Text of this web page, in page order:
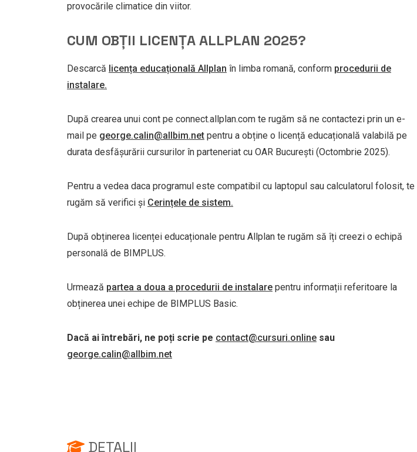
provocările climatice din viitor.
CUM OBȚII LICENȚA ALLPLAN 2025?
Descarcă licența educațională Allplan în limba romană, conform procedurii de
instalare.
După crearea unui cont pe connect.allplan.com te rugăm să ne contactezi prin un e-
mail pe george.calin@allbim.net pentru a obține o licență educațională valabilă pe
durata desfășurării cursurilor în parteneriat cu OAR București (Octombrie 2025).
Pentru a vedea daca programul este compatibil cu laptopul sau calculatorul folosit, te
rugăm să verifici și Cerințele de sistem.
După obținerea licenței educaționale pentru Allplan te rugăm să îți creezi o echipă
personală de BIMPLUS.
Urmează partea a doua a procedurii de instalare pentru informații referitoare la
obținerea unei echipe de BIMPLUS Basic.
Dacă ai întrebări, ne poți scrie pe contact@cursuri.online sau
george.calin@allbim.net
DETALII